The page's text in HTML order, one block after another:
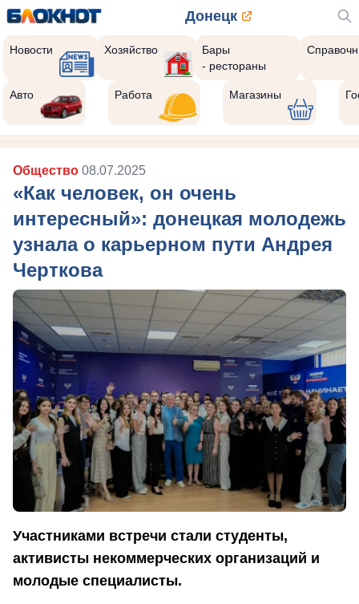
Донецк
Новости Хозяйство
Бары
- рестораны
Авто Работа Магазины
Общество 08.07.2025
«Как человек, он очень
интересный»: донецкая молодежь
узнала о карьерном пути Андрея
Черткова
Участниками встречи стали студенты,
активисты некоммерческих организаций и
молодые специалисты.